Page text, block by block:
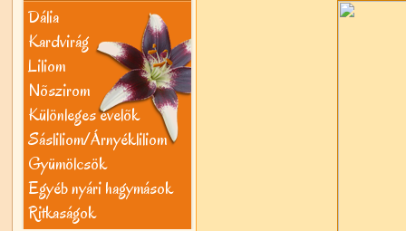
Dália
Kardvirág
Liliom
Nõszirom
Különleges évelõk
Sásliliom/Árnyékliliom
Gyümölcsök
Egyéb nyári hagymások
Ritkaságok